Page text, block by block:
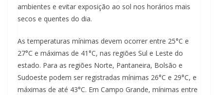
ambientes e evitar exposição ao sol nos horários mais
secos e quentes do dia.
As temperaturas mínimas devem ocorrer entre 25°C e
27°C e máximas de 41°C, nas regiões Sul e Leste do
estado. Para as regiões Norte, Pantaneira, Bolsão e
Sudoeste podem ser registradas mínimas 26°C e 29°C, e
máximas de até 43°C. Em Campo Grande, mínimas entre